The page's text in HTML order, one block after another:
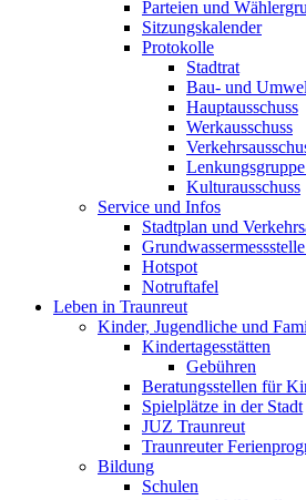
Parteien und
Sitzungskalender
Protokolle
Stadtrat
Bau- und
Hauptausschuss
Werkausschuss
Kulturausschuss
Service und Infos
Stadtplan und
Hotspot
Notruftafel
Leben in Traunreut
Kinder, Jugendliche und
Kindertagesstätten
Gebühren
Beratungsstellen für
Spielplätze in der Stadt
JUZ Traunreut
Traunreuter
Bildung
Schulen